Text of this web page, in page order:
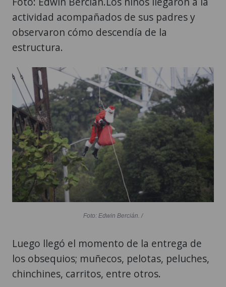
actividad acompañados de sus padres y
observaron cómo descendía de la
estructura.
Foto: Edwin Bercián. /
Luego llegó el momento de la entrega de
los obsequios; muñecos, pelotas, peluches,
chinchines, carritos, entre otros.